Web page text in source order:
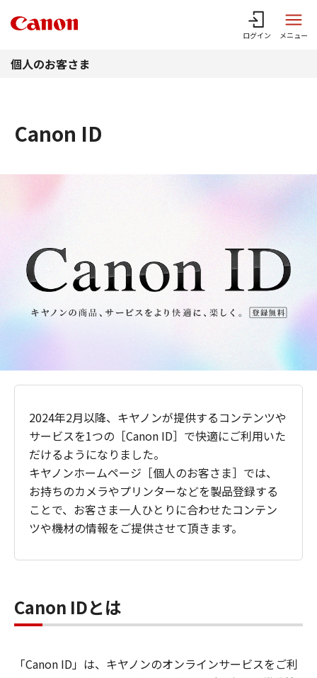
ログイン メニュー
個人のお客さま
Canon ID
2024年2月以降、キヤノンが提供するコンテンツや
サービスを1つの［Canon ID］で快適にご利用いた
だけるようになりました。
キヤノンホームページ［個人のお客さま］では、
お持ちのカメラやプリンターなどを製品登録する
ことで、お客さま一人ひとりに合わせたコンテン
ツや機材の情報をご提供させて頂きます。
Canon IDとは
「Canon ID」は、キヤノンのオンラインサービスをご利